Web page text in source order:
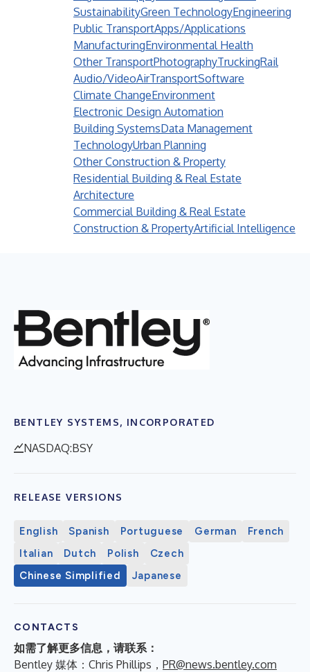
SustainabilityGreen TechnologyEngineering
Public TransportApps/Applications
ManufacturingEnvironmental Health
Other TransportPhotographyTruckingRail
Audio/VideoAirTransportSoftware
Climate ChangeEnvironment
Electronic Design Automation
Building SystemsData Management
TechnologyUrban Planning
Other Construction & Property
Residential Building & Real Estate
Architecture
Commercial Building & Real Estate
Construction & PropertyArtificial Intelligence
BENTLEY SYSTEMS, INCORPORATED
NASDAQ:BSY
RELEASE VERSIONS
English Spanish Portuguese German
French
Italian
Dutch Polish
Czech
Chinese Simplified
Japanese
CONTACTS
如需了解更多信息，请联系：
Bentley 媒体：Chris Phillips， PR@news.bentley.com